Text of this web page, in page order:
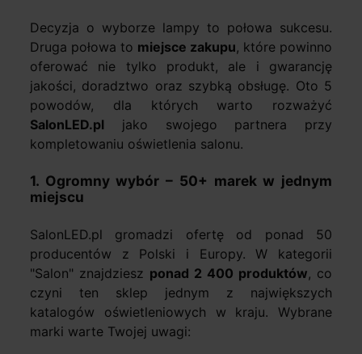
Decyzja o wyborze lampy to połowa sukcesu.
Druga połowa to miejsce zakupu, które powinno
oferować nie tylko produkt, ale i gwarancję
jakości, doradztwo oraz szybką obsługę. Oto 5
powodów, dla których warto rozważyć
SalonLED.pl jako swojego partnera przy
kompletowaniu oświetlenia salonu.
1. Ogromny wybór – 50+ marek w jednym
miejscu
SalonLED.pl gromadzi ofertę od ponad 50
producentów z Polski i Europy. W kategorii
"Salon" znajdziesz ponad 2 400 produktów, co
czyni ten sklep jednym z największych
katalogów oświetleniowych w kraju. Wybrane
marki warte Twojej uwagi: